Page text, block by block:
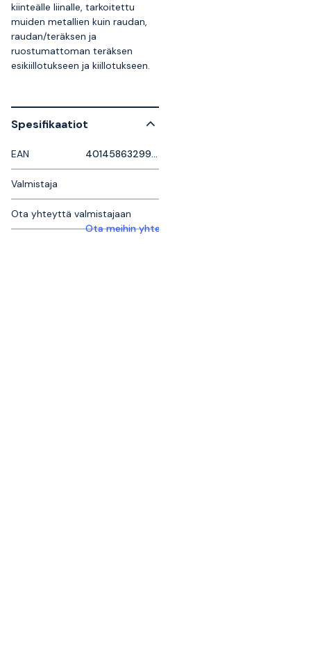
kiinteälle liinalle, tarkoitettu
muiden metallien kuin raudan,
raudan/teräksen ja
ruostumattoman teräksen
esikiillotukseen ja kiillotukseen.
Spesifikaatiot
EAN 4014586329970
Valmistaja
Ota yhteyttä valmistajaan
Ota meihin yhteyttä saadaksesi lisätietoja